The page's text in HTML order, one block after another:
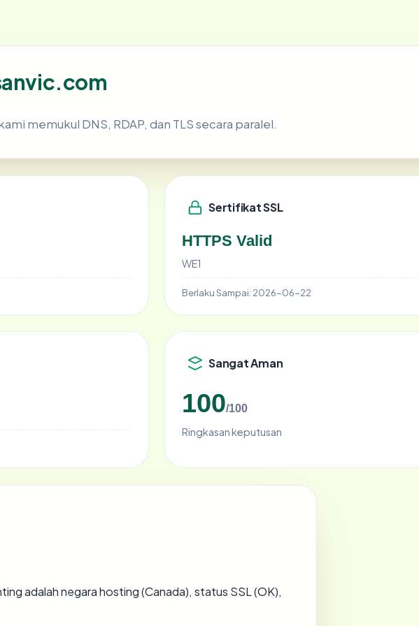
memukul DNS, RDAP, dan TLS secara paralel.
Sertifikat SSL
HTTPS Valid
WE1
Berlaku Sampai: 2026-06-22
Sangat Aman
100/100
Ringkasan keputusan
adalah negara hosting (Canada), status SSL (OK),